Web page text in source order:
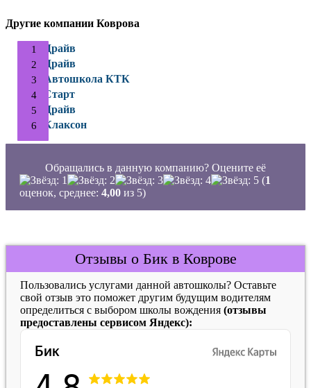
Другие компании Коврова
Драйв
Драйв
Автошкола КТК
Старт
Драйв
Клаксон
Обращались в данную компанию? Оцените её
(1
оценок, среднее: 4,00 из 5)
Отзывы о Бик в Коврове
Пользовались услугами данной автошколы? Оставьте
свой отзыв это поможет другим будущим водителям
определиться с выбором школы вождения (отзывы
предоставлены сервисом Яндекс):